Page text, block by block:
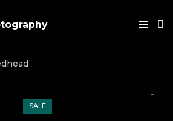
SALE